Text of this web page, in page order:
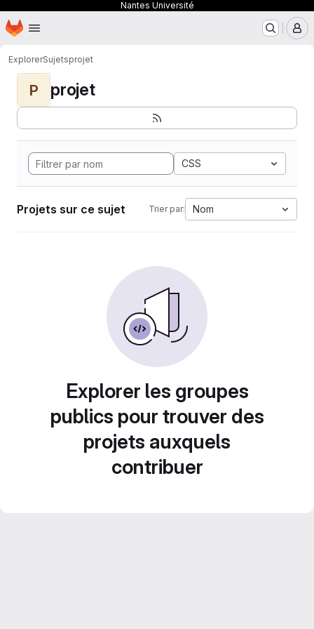
Nantes Université
Passer au contenu principal
Page d'accueil
ExplorerSujetsprojet
P projet
CSS
Projets sur ce sujet Trier par: Nom
Explorer les groupes
publics pour trouver des
projets auxquels
contribuer